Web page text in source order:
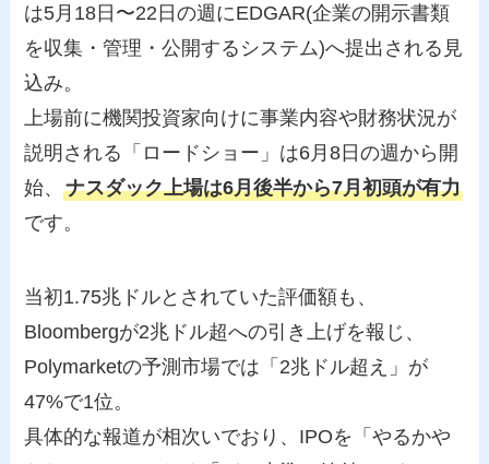
は5月18日〜22日の週にEDGAR(企業の開示書類
を収集・管理・公開するシステム)へ提出される見
込み。
上場前に機関投資家向けに事業内容や財務状況が
説明される「ロードショー」は6月8日の週から開
始、ナスダック上場は6月後半から7月初頭が有力
です。
当初1.75兆ドルとされていた評価額も、
Bloombergが2兆ドル超への引き上げを報じ、
Polymarketの予測市場では「2兆ドル超え」が
47%で1位。
具体的な報道が相次いでおり、IPOを「やるかや